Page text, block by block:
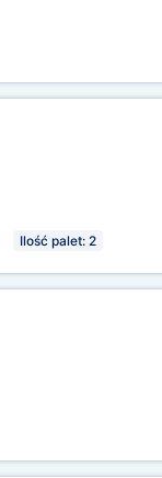
Ilość palet: 2